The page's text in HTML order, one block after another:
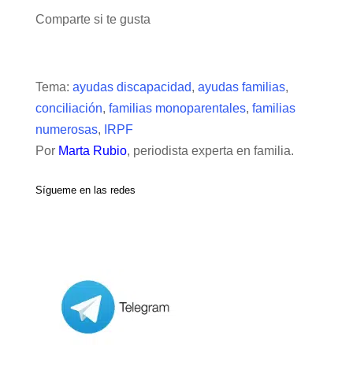
Comparte si te gusta
Tema: ayudas discapacidad, ayudas familias,
conciliación, familias monoparentales, familias
numerosas,
IRPF
Por Marta Rubio, periodista experta en familia.
Sígueme en las redes